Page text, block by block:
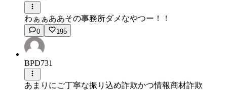
わぁぁああその事務所ダメなやつー！！
0 195
BPD731
あまりにご丁寧な振り込め詐欺かつ情報商材詐欺